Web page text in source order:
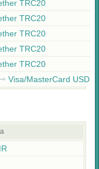
TRC20
TRC20
TRC20
TRC20
TRC20
Visa/MasterCard USD